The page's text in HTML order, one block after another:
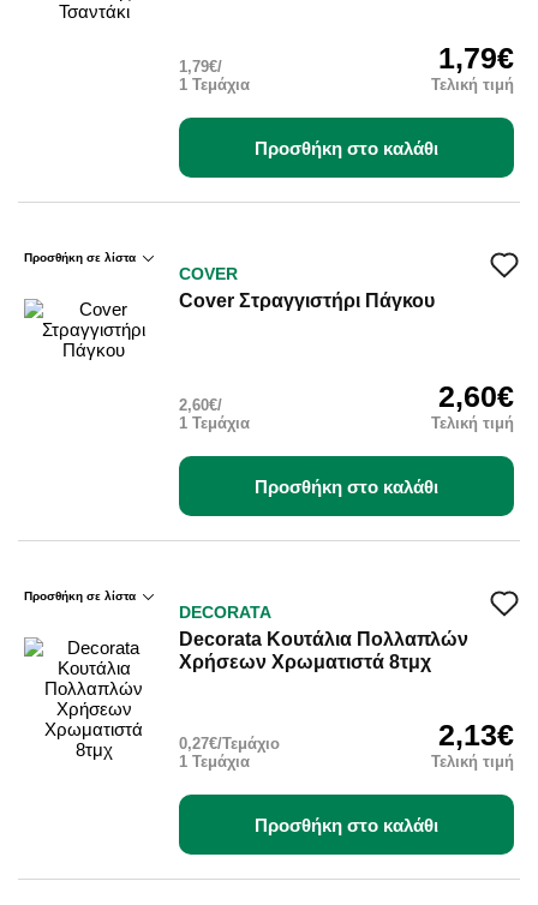
1,79€
Τελική τιμή
1 Τεμάχια
1,79€/
Προσθήκη στο καλάθι
Προσθήκη σε λίστα
COVER
Cover Στραγγιστήρι Πάγκου
2,60€
Τελική τιμή
1 Τεμάχια
2,60€/
Προσθήκη στο καλάθι
Προσθήκη σε λίστα
DECORATA
Decorata Κουτάλια Πολλαπλών
Χρήσεων Χρωματιστά 8τμχ
2,13€
Τελική τιμή
1 Τεμάχια
0,27€/Τεμάχιο
Προσθήκη στο καλάθι